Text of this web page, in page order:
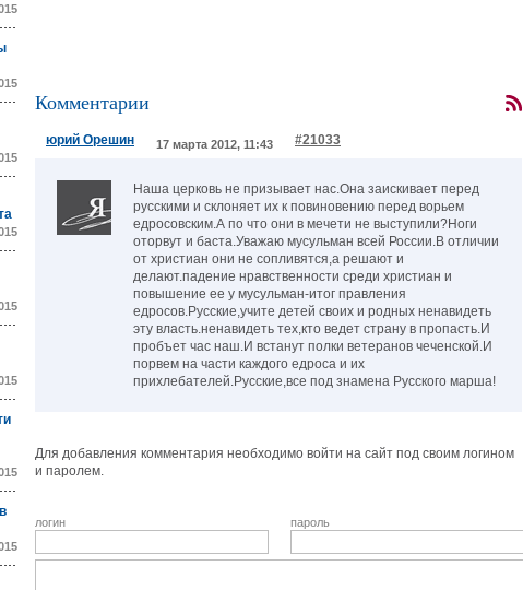
Комментарии
юрий Орешин 17 марта 2012, 11:43 #21033
Наша церковь не призывает нас.Она заискивает перед
русскими и склоняет их к повиновению перед ворьем
едросовским.А по что они в мечети не выступили?Ноги
оторвут и баста.Уважаю мусульман всей России.В отличии
от христиан они не сопливятся,а решают и
делают.падение нравственности среди христиан и
повышение ее у мусульман-итог правления
едросов.Русские,учите детей своих и родных ненавидеть
эту власть.ненавидеть тех,кто ведет страну в пропасть.И
пробъет час наш.И встанут полки ветеранов чеченской.И
порвем на части каждого едроса и их
прихлебателей.Русские,все под знамена Русского марша!
Для добавления комментария необходимо войти на сайт под своим логином
и паролем.
логин пароль